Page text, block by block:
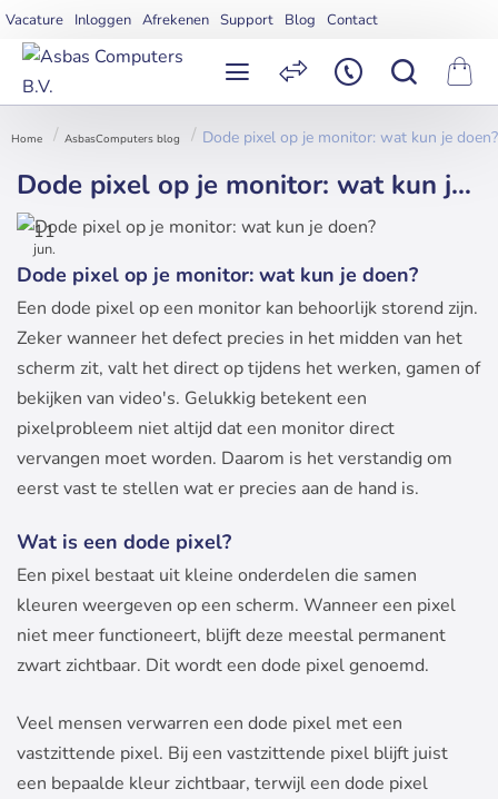
Vacature Inloggen Afrekenen Support Blog Contact
AsbasComputers blog Dode pixel op je monitor: wat kun je doen?
Dode pixel op je monitor: wat kun je doen?
11
jun.
Dode pixel op je monitor: wat kun je doen?
Een dode pixel op een monitor kan behoorlijk storend zijn.
Zeker wanneer het defect precies in het midden van het
scherm zit, valt het direct op tijdens het werken, gamen of
bekijken van video's. Gelukkig betekent een
pixelprobleem niet altijd dat een monitor direct
vervangen moet worden. Daarom is het verstandig om
eerst vast te stellen wat er precies aan de hand is.
Wat is een dode pixel?
Een pixel bestaat uit kleine onderdelen die samen
kleuren weergeven op een scherm. Wanneer een pixel
niet meer functioneert, blijft deze meestal permanent
zwart zichtbaar. Dit wordt een dode pixel genoemd.
Veel mensen verwarren een dode pixel met een
vastzittende pixel. Bij een vastzittende pixel blijft juist
een bepaalde kleur zichtbaar, terwijl een dode pixel